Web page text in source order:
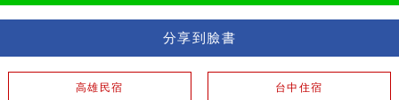
分享到臉書
高雄民宿 台中住宿